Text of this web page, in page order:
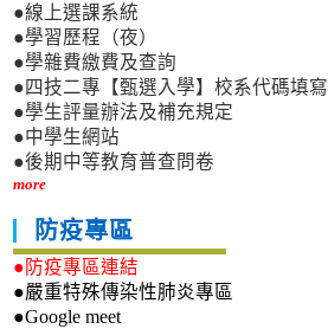
●線上選課系統
●學習歷程（夜）
●學雜費繳費及查詢
●四技二專【甄選入學】校系代碼填寫
●學生評量辦法及補充規定
●中學生網站
●後期中等教育普查問卷
more
防疫專區
●防疫專區連結
●嚴重特殊傳染性肺炎專區
●Google meet